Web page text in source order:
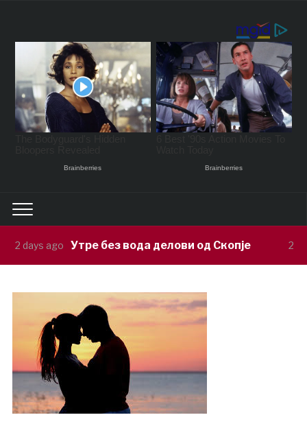
вода делови од Скопје 2 days ago